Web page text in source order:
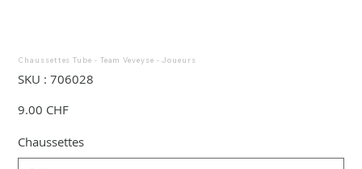
Chaussettes Tube - Team Veveyse - Joueurs
SKU : SKU
706028
706028
9.00 CHF
Chaussettes